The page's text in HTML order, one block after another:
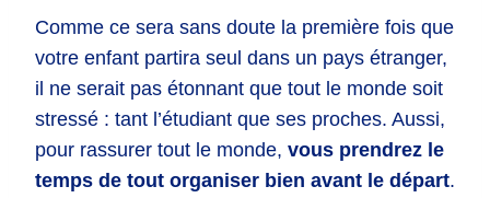
Comme ce sera sans doute la première fois que
votre enfant partira seul dans un pays étranger,
il ne serait pas étonnant que tout le monde soit
stressé : tant l’étudiant que ses proches. Aussi,
pour rassurer tout le monde, vous prendrez le
temps de tout organiser bien avant le départ.